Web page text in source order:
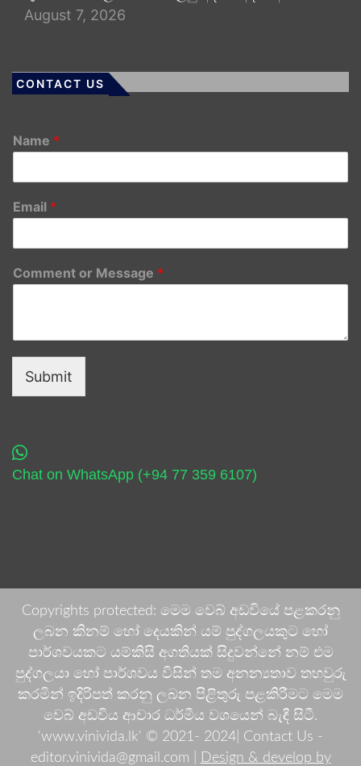
August 7, 2026
CONTACT US
Name *
Email *
Comment or Message *
Submit
Chat on WhatsApp (+94 77 359 6107)
Copyrights protected: මෙම වෙබ් අඩවියේ පළකරනු
ලබන කිනම් හෝ දෙයකින් යම් පුද්ගලයකුට හෝ
පාර්ශවයකට යම්කිසි අගතියක් සිදුවන්නේ නම් එම
පුද්ගලයා හෝ පාර්ශවය විසින් තම අනන්‍යතාව තහවුරු
කරමින් ඉදිරිපත් කරනු ලබන පිළිතුරු පළකිරීමට මෙම
වෙබ් අඩවිය ආචාර ධර්මීය වශයෙන් බැඳී සිටී.
'www.vinivida.lk' © 2021- 2024| Contact Us -
editor.vinivida@gmail.com |
Design & develop by